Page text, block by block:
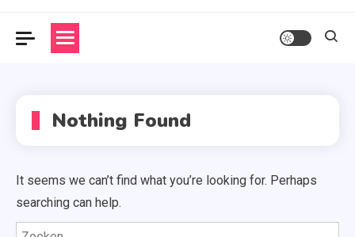
Nothing Found
It seems we can’t find what you’re looking for. Perhaps
searching can help.
Zoeken